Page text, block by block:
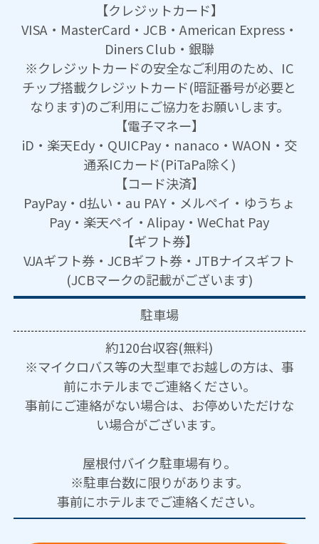
【クレジットカード】
VISA・MasterCard・JCB・American Express・
Diners Club・銀聯
※クレジットカードの安全なご利用のため、IC
チップ搭載クレジットカード(暗証番号が必要と
なります)のご利用にご協力をお願いします。
【電子マネー】
iD・楽天Edy・QUICPay・nanaco・WAON・交
通系ICカード(PiTaPa除く)
【コード決済】
PayPay・d払い・au PAY・メルペイ・ゆうちょ
Pay・楽天ペイ・Alipay・WeChat Pay
【ギフト券】
VJAギフト券・JCBギフト券・JTBナイスギフト
(JCBマークの記載がございます)
駐車場
約120台収容(無料)
※マイクロバス等の大型車でお越しの方は、事
前にホテルまでご連絡ください。
事前にご連絡がない場合は、お停めいただけな
い場合がございます。
屋根付バイク駐車場有り。
※駐車台数に限りがあります。
事前にホテルまでご連絡ください。